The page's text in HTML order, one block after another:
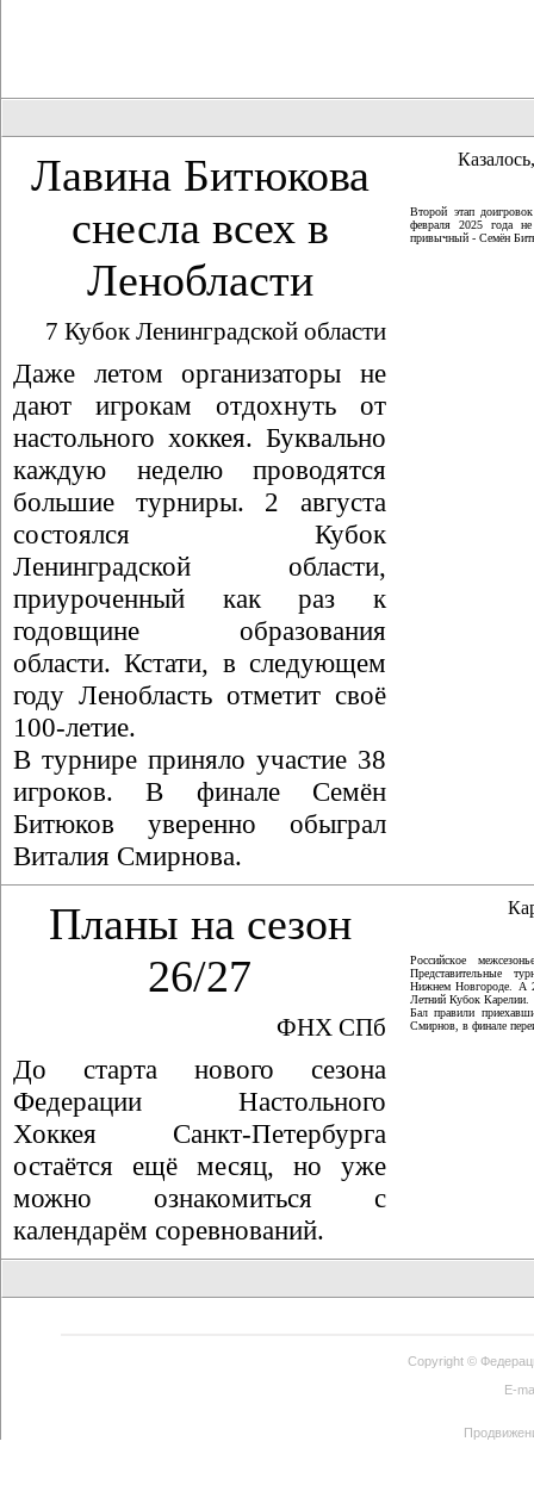
Лавина Битюкова
снесла всех в
Ленобласти
7 Кубок Ленинградской области
Даже летом организаторы не
дают игрокам отдохнуть от
настольного хоккея. Буквально
каждую неделю проводятся
большие турниры. 2 августа
состоялся Кубок
Ленинградской области,
приуроченный как раз к
годовщине образования
области. Кстати, в следующем
году Ленобласть отметит своё
100-летие.
В турнире приняло участие 38
игроков. В финале Семён
Битюков уверенно обыграл
Виталия Смирнова.
Второй этап
февраля 2025 года
привычный - Семён
Планы на сезон
26/27
ФНХ СПб
До старта нового сезона
Федерации Настольного
Хоккея Санкт-Петербурга
остаётся ещё месяц, но уже
можно ознакомиться с
календарём соревнований.
Российское
Представительные
Нижнем Новгороде. А
Летний Кубок Карелии.
Бал правили
Смирнов, в финале
Copyright ©
E-